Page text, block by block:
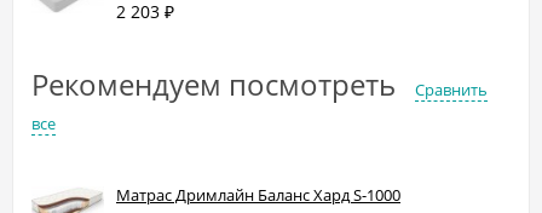
2 203 ₽
Рекомендуем посмотреть
Сравнить
все
Матрас Дримлайн Баланс Хард S-1000